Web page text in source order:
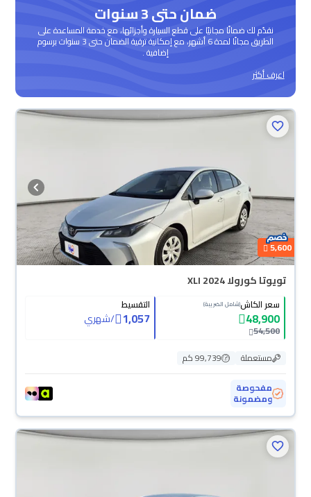
ضمان حتى 3 سنوات
نقدّم لك ضمانًا مجانيًا على قطع السيارة وأجزائها، مع خدمة المساعدة على
الطريق مجانًا لمدة 6 أشهر، مع إمكانية ترقية الضمان حتى 3 سنوات برسوم
إضافية .
اعرف أكثر
5,600
تويوتا كورولا XLI 2024
سعر الكاش(شامل الضريبة)
48,900
54,500
التقسيط
1,057
/شهري
مستعملة
99,739 كم
مفحوصة
ومضمونة